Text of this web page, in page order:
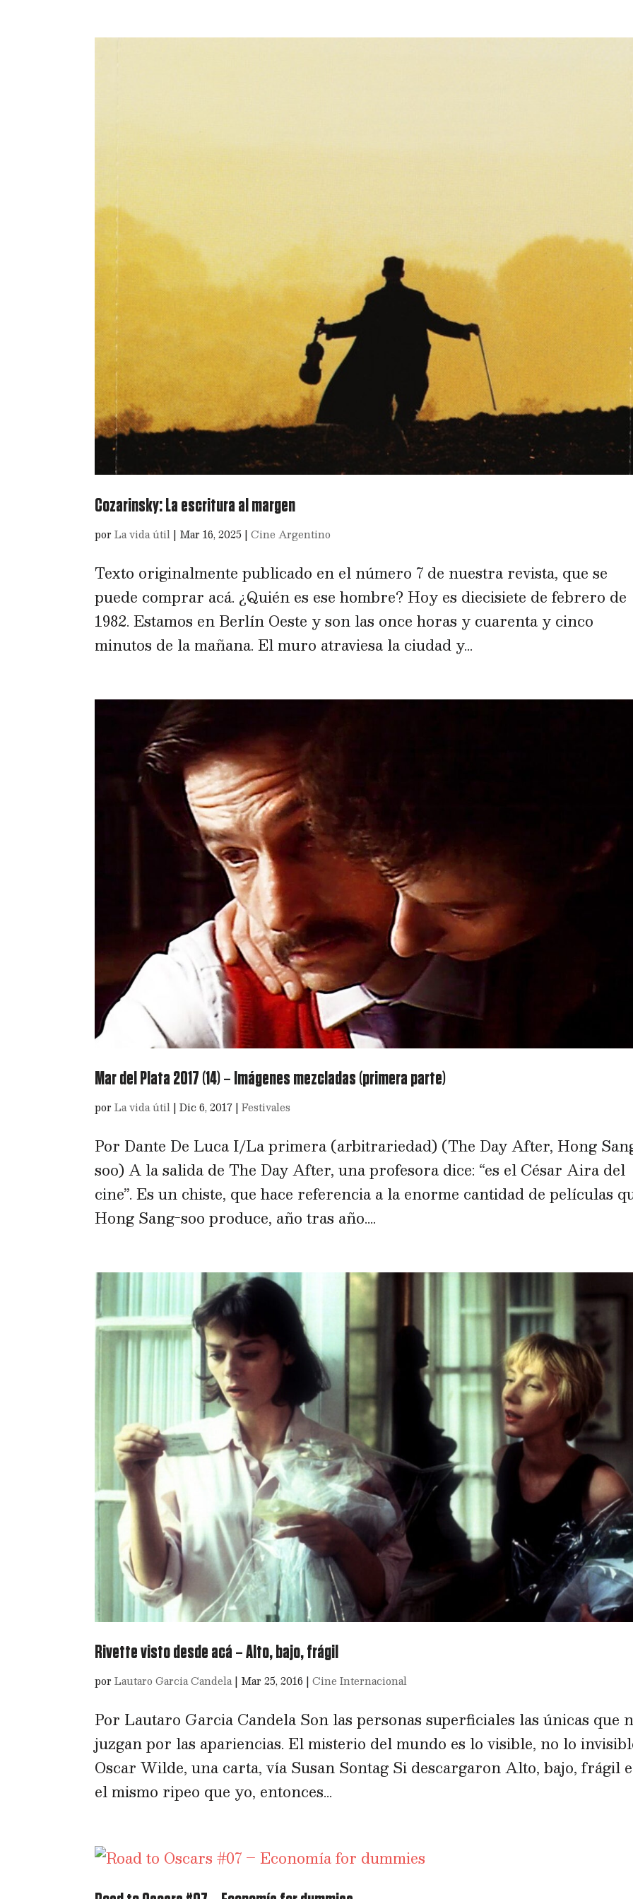
Cozarinsky: La escritura al margen
porLa vida útil | Mar 16, 2025 |Cine Argentino
Texto originalmente publicado en el número 7 de nuestra revista, que se
puede comprar acá. ¿Quién es ese hombre? Hoy es diecisiete de febrero de
1982. Estamos en Berlín Oeste y son las once horas y cuarenta y cinco
minutos de la mañana. El muro atraviesa la ciudad y...
Mar del Plata 2017 (14) – Imágenes mezcladas (primera parte)
porLa vida útil |Dic 6, 2017 |Festivales
Por Dante De Luca I/La primera (arbitrariedad) (The Day After, Hong
soo) A la salida de The Day After, una profesora dice: “es el César Aira del
cine”. Es un chiste, que hace referencia a la enorme cantidad de películas
Hong Sang-soo produce, año tras año....
Rivette visto desde acá – Alto, bajo, frágil
porLautaro Garcia Candela| Mar 25, 2016 |Cine Internacional
Por Lautaro Garcia Candela Son las personas superficiales las únicas que
juzgan por las apariencias. El misterio del mundo es lo visible, no lo
Oscar Wilde, una carta, vía Susan Sontag Si descargaron Alto, bajo, frágil
el mismo ripeo que yo, entonces...